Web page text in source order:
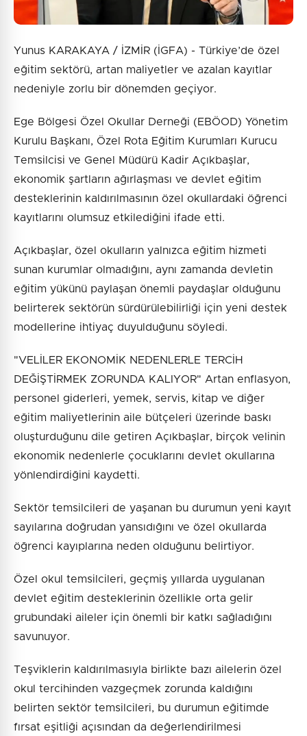
Yunus KARAKAYA / İZMİR (İGFA) - Türkiye’de özel
eğitim sektörü, artan maliyetler ve azalan kayıtlar
nedeniyle zorlu bir dönemden geçiyor.
Ege Bölgesi Özel Okullar Derneği (EBÖOD) Yönetim
Kurulu Başkanı, Özel Rota Eğitim Kurumları Kurucu
Temsilcisi ve Genel Müdürü Kadir Açıkbaşlar,
ekonomik şartların ağırlaşması ve devlet eğitim
desteklerinin kaldırılmasının özel okullardaki öğrenci
kayıtlarını olumsuz etkilediğini ifade etti.
Açıkbaşlar, özel okulların yalnızca eğitim hizmeti
sunan kurumlar olmadığını, aynı zamanda devletin
eğitim yükünü paylaşan önemli paydaşlar olduğunu
belirterek sektörün sürdürülebilirliği için yeni destek
modellerine ihtiyaç duyulduğunu söyledi.
"VELİLER EKONOMİK NEDENLERLE TERCİH
DEĞİŞTİRMEK ZORUNDA KALIYOR" Artan enflasyon,
personel giderleri, yemek, servis, kitap ve diğer
eğitim maliyetlerinin aile bütçeleri üzerinde baskı
oluşturduğunu dile getiren Açıkbaşlar, birçok velinin
ekonomik nedenlerle çocuklarını devlet okullarına
yönlendirdiğini kaydetti.
Sektör temsilcileri de yaşanan bu durumun yeni kayıt
sayılarına doğrudan yansıdığını ve özel okullarda
öğrenci kayıplarına neden olduğunu belirtiyor.
Özel okul temsilcileri, geçmiş yıllarda uygulanan
devlet eğitim desteklerinin özellikle orta gelir
grubundaki aileler için önemli bir katkı sağladığını
savunuyor.
Teşviklerin kaldırılmasıyla birlikte bazı ailelerin özel
okul tercihinden vazgeçmek zorunda kaldığını
belirten sektör temsilcileri, bu durumun eğitimde
fırsat eşitliği açısından da değerlendirilmesi